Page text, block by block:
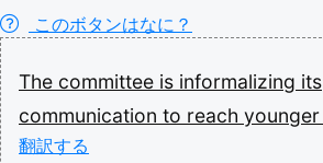
このボタンはなに？
The committee is informalizing its
communication to reach younger
翻訳する